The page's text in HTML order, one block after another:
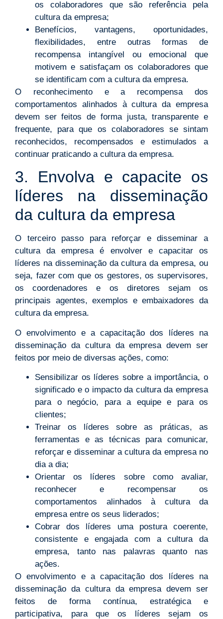
os colaboradores que são referência pela
cultura da empresa;
Benefícios, vantagens, oportunidades,
flexibilidades, entre outras formas de
recompensa intangível ou emocional que
motivem e satisfaçam os colaboradores que
se identificam com a cultura da empresa.
O reconhecimento e a recompensa dos
comportamentos alinhados à cultura da empresa
devem ser feitos de forma justa, transparente e
frequente, para que os colaboradores se sintam
reconhecidos, recompensados e estimulados a
continuar praticando a cultura da empresa.
3. Envolva e capacite os
líderes na disseminação
da cultura da empresa
O terceiro passo para reforçar e disseminar a
cultura da empresa é envolver e capacitar os
líderes na disseminação da cultura da empresa, ou
seja, fazer com que os gestores, os supervisores,
os coordenadores e os diretores sejam os
principais agentes, exemplos e embaixadores da
cultura da empresa.
O envolvimento e a capacitação dos líderes na
disseminação da cultura da empresa devem ser
feitos por meio de diversas ações, como:
Sensibilizar os líderes sobre a importância, o
significado e o impacto da cultura da empresa
para o negócio, para a equipe e para os
clientes;
Treinar os líderes sobre as práticas, as
ferramentas e as técnicas para comunicar,
reforçar e disseminar a cultura da empresa no
dia a dia;
Orientar os líderes sobre como avaliar,
reconhecer e recompensar os
comportamentos alinhados à cultura da
empresa entre os seus liderados;
Cobrar dos líderes uma postura coerente,
consistente e engajada com a cultura da
empresa, tanto nas palavras quanto nas
ações.
O envolvimento e a capacitação dos líderes na
disseminação da cultura da empresa devem ser
feitos de forma contínua, estratégica e
participativa, para que os líderes sejam os